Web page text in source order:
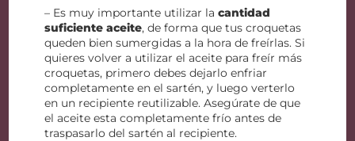
– Es muy importante utilizar lacantidad
suficiente aceite, de forma que tus croquetas
queden bien sumergidas a la hora de freírlas. Si
quieres volver a utilizar el aceite para freír más
croquetas, primero debes dejarlo enfriar
completamente en el sartén, y luego verterlo
en un recipiente reutilizable. Asegúrate de que
el aceite esta completamente frío antes de
traspasarlo del sartén al recipiente.